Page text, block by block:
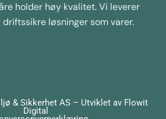
holder høy kvalitet. Vi leverer
driftssikre løsninger som varer.
& Sikkerhet AS – Utviklet av Flowit
Digital